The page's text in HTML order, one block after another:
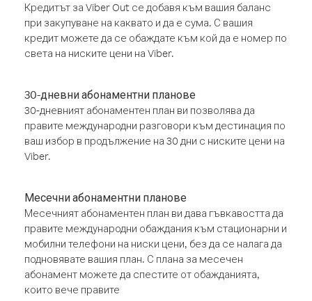
Кредитът за Viber Out се добавя към вашия баланс
при закупуване на каквато и да е сума. С вашия
кредит можете да се обаждате към кой да е номер по
света на ниските цени на Viber.
30-дневни абонаментни планове
30-дневният абонаментен план ви позволява да
правите международни разговори към дестинация по
ваш избор в продължение на 30 дни с ниските цени на
Viber.
Месечни абонаментни планове
Месечният абонаментен план ви дава гъвкавостта да
правите международни обаждания към стационарни и
мобилни телефони на ниски цени, без да се налага да
подновявате вашия план. С плана за месечен
абонамент можете да спестите от обажданията,
които вече правите